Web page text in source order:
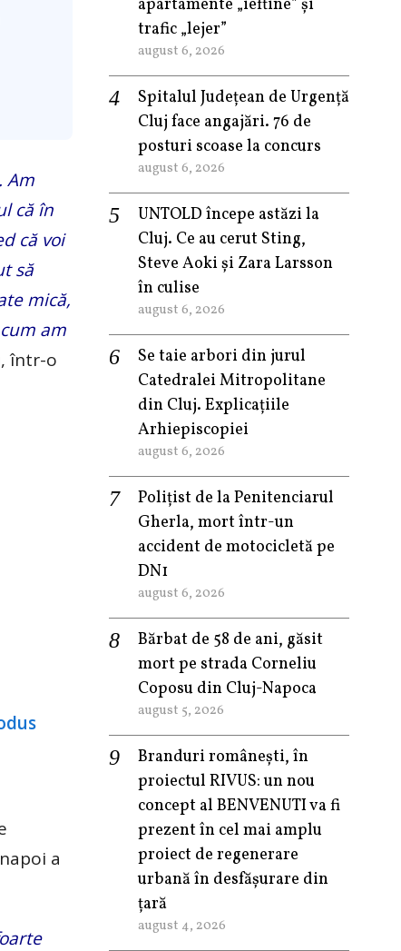
Am
că în
că voi
să
mică,
am
într-o
a
apartamente „ieftine” și
trafic „lejer”
august 6, 2026
Spitalul Județean de Urgență
Cluj face angajări. 76 de
posturi scoase la concurs
august 6, 2026
UNTOLD începe astăzi la
Cluj. Ce au cerut Sting,
Steve Aoki și Zara Larsson
în culise
august 6, 2026
Se taie arbori din jurul
Catedralei Mitropolitane
din Cluj. Explicațiile
Arhiepiscopiei
august 6, 2026
Polițist de la Penitenciarul
Gherla, mort într-un
accident de motocicletă pe
DN1
august 6, 2026
Bărbat de 58 de ani, găsit
mort pe strada Corneliu
Coposu din Cluj-Napoca
august 5, 2026
Branduri românești, în
proiectul RIVUS: un nou
concept al BENVENUTI va fi
prezent în cel mai amplu
proiect de regenerare
urbană în desfășurare din
țară
august 4, 2026